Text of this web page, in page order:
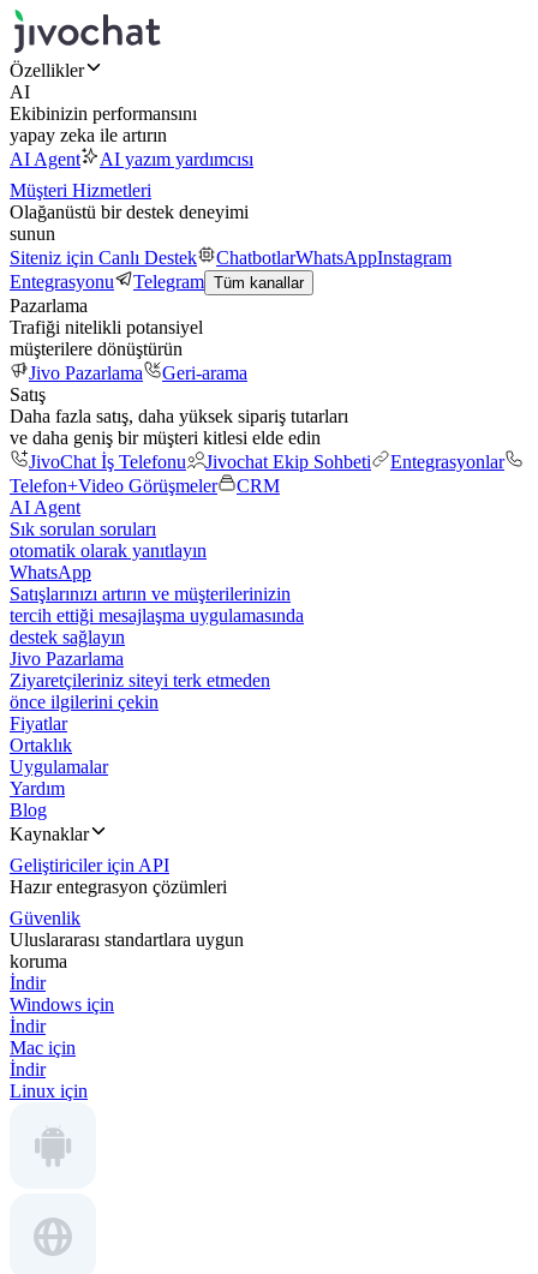
Özellikler
AI
Ekibinizin performansını
yapay zeka ile artırın
AI Agent
AI yazım yardımcısı
Müşteri Hizmetleri
Olağanüstü bir destek deneyimi
sunun
Siteniz için Canlı Destek
ChatbotlarWhatsAppInstagram
Entegrasyonu
Telegram Tüm kanallar
Pazarlama
Trafiği nitelikli potansiyel
müşterilere dönüştürün
Jivo Pazarlama
Geri-arama
Satış
Daha fazla satış, daha yüksek sipariş tutarları
ve daha geniş bir müşteri kitlesi elde edin
JivoChat İş Telefonu
Jivochat Ekip Sohbeti
Entegrasyonlar
Telefon+Video Görüşmeler
CRM
AI Agent
Sık sorulan soruları
otomatik olarak yanıtlayın
WhatsApp
Satışlarınızı artırın ve müşterilerinizin
tercih ettiği mesajlaşma uygulamasında
destek sağlayın
Jivo Pazarlama
Ziyaretçileriniz siteyi terk etmeden
önce ilgilerini çekin
Fiyatlar
Ortaklık
Uygulamalar
Yardım
Blog
Kaynaklar
Geliştiriciler için API
Hazır entegrasyon çözümleri
Güvenlik
Uluslararası standartlara uygun
koruma
İndir
Windows için
İndir
Mac için
İndir
Linux için